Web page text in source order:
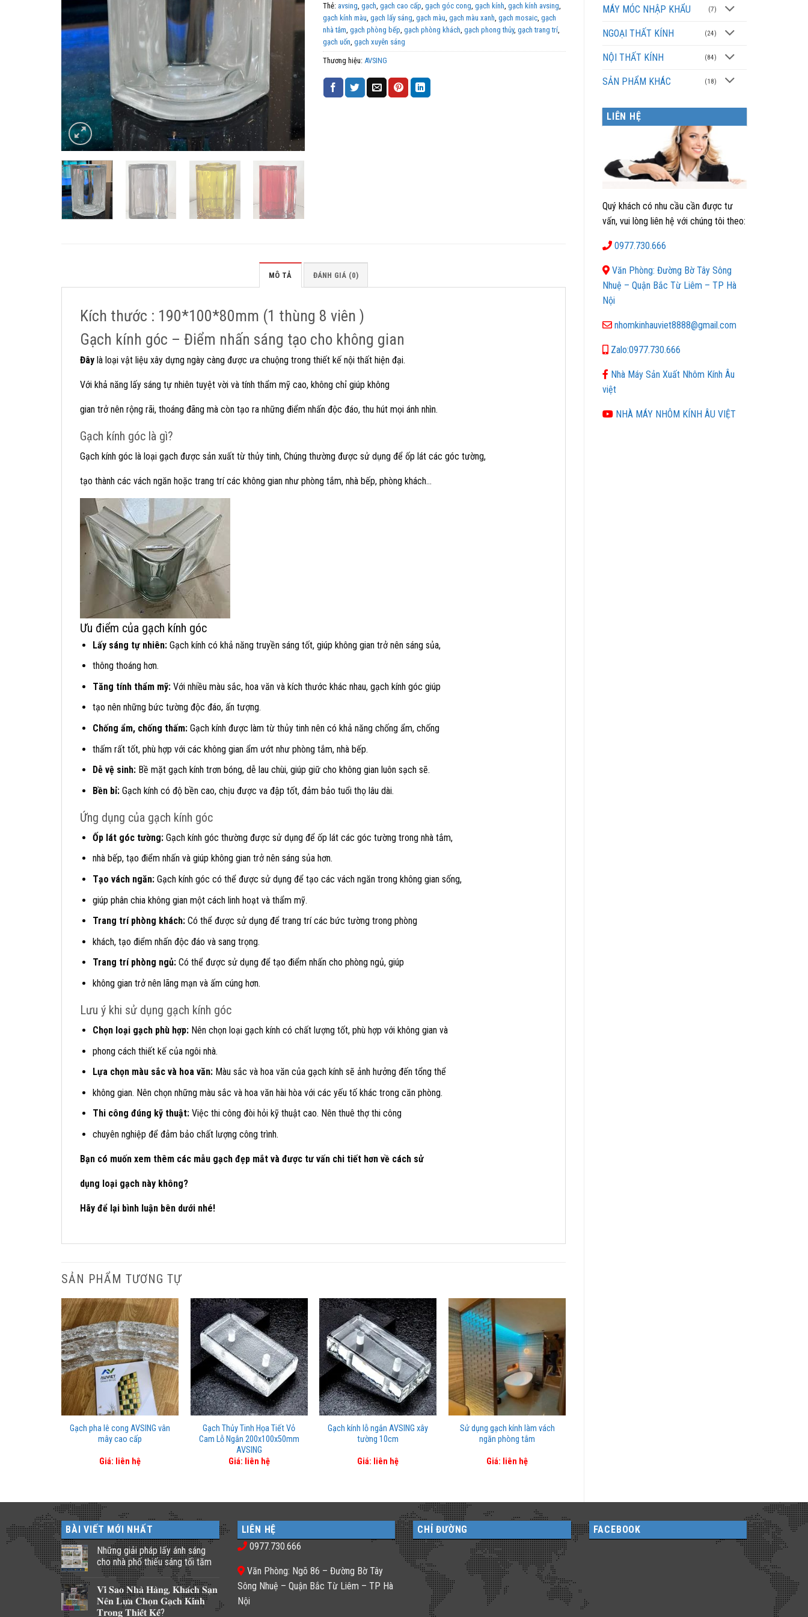
MÁY MÓC NHẬP KHẨU (7)
NGOẠI THẤT KÍNH (24)
NỘI THẤT KÍNH (84)
SẢN PHẨM KHÁC (18)
LIÊN HỆ
Quý khách có nhu cầu cần được tư
vấn, vui lòng liên hệ với chúng tôi theo:
0977.730.666
Văn Phòng: Đường Bờ Tây Sông
Nhuệ – Quận Bắc Từ Liêm – TP Hà
Nội
nhomkinhauviet8888@gmail.com
Zalo:0977.730.666
Nhà Máy Sản Xuất Nhôm Kính Âu
việt
NHÀ MÁY NHÔM KÍNH ÂU VIỆT
Thẻ: avsing gạch gạch cao cấp gạch góc cong gạch kính gạch kính avsing
gạch kính màu gạch lấy sáng gạch màu gạch màu xanh gạch mosaic, gạch
nhà tắm gạch phòng bếp gạch phòng khách gạch phong thủy, gạch trang trí,
gạch uốn gạch xuyên sáng
Thương hiệu: AVSING
MÔ TẢ ĐÁNH GIÁ (0)
Kích thước : 190*100*80mm (1 thùng 8 viên )
Gạch kính góc – Điểm nhấn sáng tạo cho không gian
Đây là loại vật liệu xây dựng ngày càng được ưa chuộng trong thiết kế nội thất hiện đại.
Với khả năng lấy sáng tự nhiên tuyệt vời và tính thẩm mỹ cao, không chỉ giúp không
gian trở nên rộng rãi, thoáng đãng mà còn tạo ra những điểm nhấn độc đáo, thu hút mọi ánh nhìn.
Gạch kính góc là gì?
Gạch kính góc là loại gạch được sản xuất từ thủy tinh, Chúng thường được sử dụng để ốp lát các góc tường,
tạo thành các vách ngăn hoặc trang trí các không gian như phòng tắm, nhà bếp, phòng khách…
Ưu điểm của gạch kính góc
Lấy sáng tự nhiên:Gạch kính có khả năng truyền sáng tốt, giúp không gian trở nên sáng sủa,
thông thoáng hơn.
Tăng tính thẩm mỹ:Với nhiều màu sắc, hoa văn và kích thước khác nhau, gạch kính góc giúp
tạo nên những bức tường độc đáo, ấn tượng.
Chống ẩm, chống thấm:Gạch kính được làm từ thủy tinh nên có khả năng chống ẩm, chống
thấm rất tốt, phù hợp với các không gian ẩm ướt như phòng tắm, nhà bếp.
Dễ vệ sinh:Bề mặt gạch kính trơn bóng, dễ lau chùi, giúp giữ cho không gian luôn sạch sẽ.
Bền bỉ:Gạch kính có độ bền cao, chịu được va đập tốt, đảm bảo tuổi thọ lâu dài.
Ứng dụng của gạch kính góc
Ốp lát góc tường:Gạch kính góc thường được sử dụng để ốp lát các góc tường trong nhà tắm,
nhà bếp, tạo điểm nhấn và giúp không gian trở nên sáng sủa hơn.
Tạo vách ngăn:Gạch kính góc có thể được sử dụng để tạo các vách ngăn trong không gian sống,
giúp phân chia không gian một cách linh hoạt và thẩm mỹ.
Trang trí phòng khách:Có thể được sử dụng để trang trí các bức tường trong phòng
khách, tạo điểm nhấn độc đáo và sang trọng.
Trang trí phòng ngủ:Có thể được sử dụng để tạo điểm nhấn cho phòng ngủ, giúp
không gian trở nên lãng mạn và ấm cúng hơn.
Lưu ý khi sử dụng gạch kính góc
Chọn loại gạch phù hợp:Nên chọn loại gạch kính có chất lượng tốt, phù hợp với không gian và
phong cách thiết kế của ngôi nhà.
Lựa chọn màu sắc và hoa văn:Màu sắc và hoa văn của gạch kính sẽ ảnh hưởng đến tổng thể
không gian. Nên chọn những màu sắc và hoa văn hài hòa với các yếu tố khác trong căn phòng.
Thi công đúng kỹ thuật:Việc thi công đòi hỏi kỹ thuật cao. Nên thuê thợ thi công
chuyên nghiệp để đảm bảo chất lượng công trình.
Bạn có muốn xem thêm các mẫu gạch đẹp mắt và được tư vấn chi tiết hơn về cách sử
dụng loại gạch này không?
Hãy để lại bình luận bên dưới nhé!
SẢN PHẨM TƯƠNG TỰ
Gạch pha lê cong AVSING vân
mây cao cấp
Giá: liên hệ
Gạch Thủy Tinh Họa Tiết Vỏ
Cam Lỗ Ngắn 200x100x50mm
AVSING
Giá: liên hệ
Gạch kính lỗ ngắn AVSING xây
tường 10cm
Giá: liên hệ
Sử dụng gạch kính làm vách
ngăn phòng tắm
Giá: liên hệ
BÀI VIẾT MỚI NHẤT
Những giải pháp lấy ánh sáng
cho nhà phố thiếu sáng tối tăm
Không
bình
luận
ở
Những
𝐕𝐢̀ 𝐒𝐚𝐨 𝐍𝐡𝐚̀ 𝐇𝐚̀𝐧𝐠, 𝐊𝐡𝐚́𝐜𝐡 𝐒𝐚̣𝐧
𝐍𝐞̂𝐧 𝐋𝐮̛̣𝐚 𝐂𝐡𝐨̣𝐧 𝐆𝐚̣𝐜𝐡 𝐊𝐢́𝐧𝐡
𝐓𝐫𝐨𝐧𝐠 𝐓𝐡𝐢𝐞̂́𝐭 𝐊𝐞̂́?
LIÊN HỆ
0977.730.666
Văn Phòng: Ngõ 86 – Đường Bờ Tây
Sông Nhuệ – Quận Bắc Từ Liêm – TP Hà
Nội
CHỈ ĐƯỜNG FACEBOOK